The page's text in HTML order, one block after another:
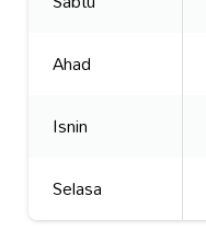
Ahad
Isnin
Selasa